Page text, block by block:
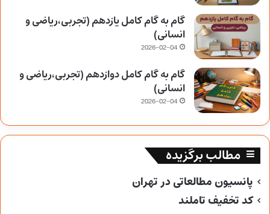
گام به گام کامل یازدهم (تجربی،ریاضی و
انسانی)
2026-02-04
گام به گام کامل دوازدهم (تجربی،ریاضی و
انسانی)
2026-02-04
مطالب برگزیده
پانسیون مطالعاتی در تهران
کد تخفیف تاملند